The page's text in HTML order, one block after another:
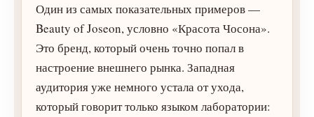
Один из самых показательных примеров —
Beauty of Joseon, условно «Красота Чосона».
Это бренд, который очень точно попал в
настроение внешнего рынка. Западная
аудитория уже немного устала от ухода,
который говорит только языком лаборатории: